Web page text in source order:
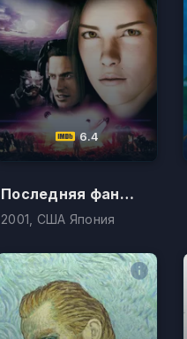
6.4
Последняя фантазия
2001, США Япония